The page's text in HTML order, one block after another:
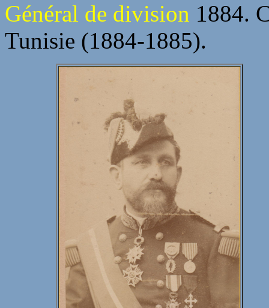
Général de division 1884.
Tunisie (1884-1885).